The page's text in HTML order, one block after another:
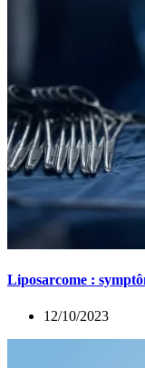
Liposarcome :
12/10/2023